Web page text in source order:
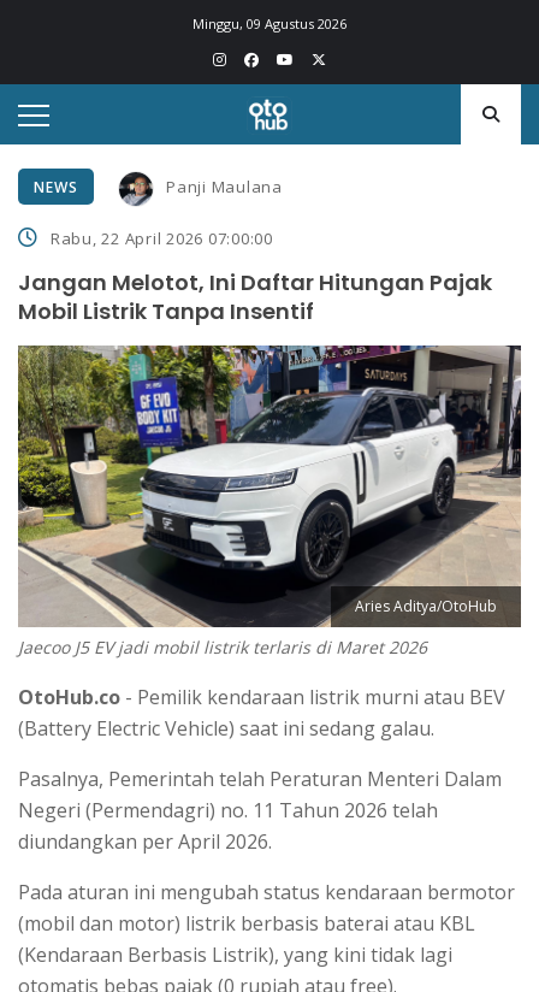
Minggu, 09 Agustus 2026
NEWS Panji Maulana
Rabu, 22 April 2026 07:00:00
Jangan Melotot, Ini Daftar Hitungan Pajak
Mobil Listrik Tanpa Insentif
Aries Aditya/OtoHub
Jaecoo J5 EV jadi mobil listrik terlaris di Maret 2026
OtoHub.co - Pemilik kendaraan listrik murni atau BEV
(Battery Electric Vehicle) saat ini sedang galau.
Pasalnya, Pemerintah telah Peraturan Menteri Dalam
Negeri (Permendagri) no. 11 Tahun 2026 telah
diundangkan per April 2026.
Pada aturan ini mengubah status kendaraan bermotor
(mobil dan motor) listrik berbasis baterai atau KBL
(Kendaraan Berbasis Listrik), yang kini tidak lagi
otomatis bebas pajak (0 rupiah atau free).